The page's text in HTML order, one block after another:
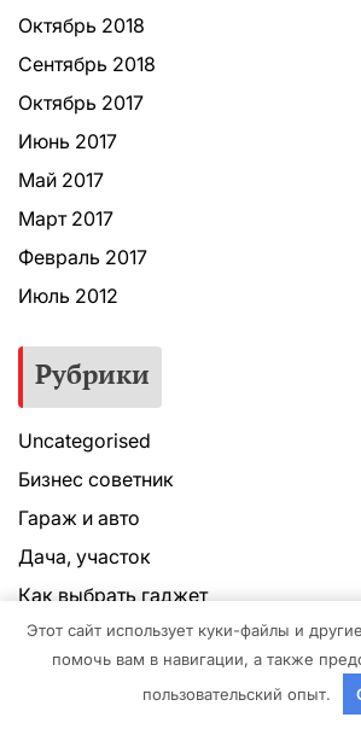
Октябрь 2018
Сентябрь 2018
Октябрь 2017
Июнь 2017
Май 2017
Март 2017
Февраль 2017
Июль 2012
Рубрики
Uncategorised
Бизнес советник
Гараж и авто
Дача, участок
Как выбрать гаджет
Новости плюс
Ремонт и отделка
Этот сайт использует куки-файлы и
помочь вам в навигации, а также
пользовательский опыт.